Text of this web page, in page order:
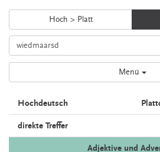
Hoch > Platt
Menü
Hochdeutsch
direkte Treffer
Adjektive und